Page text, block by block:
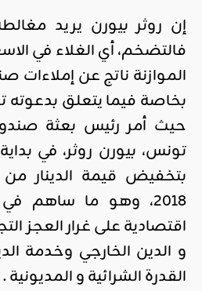
إن روثر بيورن يريد
فالتضخم، أي الغلاء في
الموازنة ناتج عن إملاءات
بخاصة فيما يتعلق بدعوته
حيث أمر رئيس بعثة
اقتصادية على غرار العجز
و الدين الخارجي وخدمة
القدرة الشرائية و المديونية .